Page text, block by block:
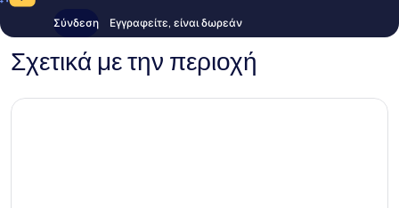
Σύνδεση Εγγραφείτε, είναι δωρεάν
Σχετικά με την περιοχή